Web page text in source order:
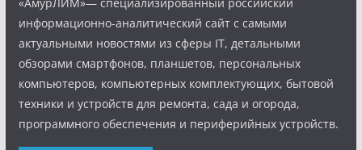
информационно-аналитический сайт с самыми
актуальными новостями из сферы IT, детальными
обзорами смартфонов, планшетов, персональных
компьютеров, компьютерных комплектующих, бытовой
техники и устройств для ремонта, сада и огорода,
программного обеспечения и периферийных устройств.